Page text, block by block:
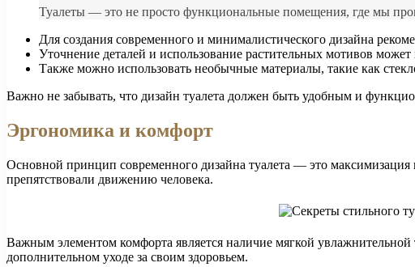
Туалеты — это не просто функциональные помещения, где мы
Для создания современного и минималистического дизайна
Уточнение деталей и использование растительных мотивов
Также можно использовать необычные материалы, такие как
Важно не забывать, что дизайн туалета должен быть удобным и
Эргономика и комфорт
Основной принцип современного дизайна туалета — это
препятствовали движению человека.
Важным элементом комфорта является наличие мягкой
дополнительном уходе за своим здоровьем.